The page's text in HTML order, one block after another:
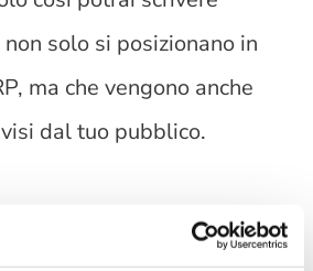
solo si posizionano in
ma che vengono anche
dal tuo pubblico.